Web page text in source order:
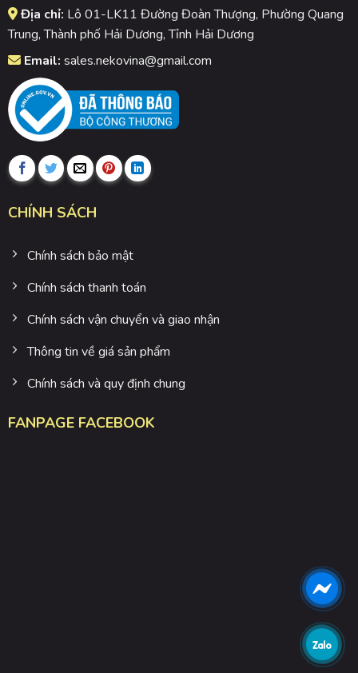
Địa chỉ: Lô 01-LK11 Đường Đoàn Thượng, Phường Quang
Trung, Thành phố Hải Dương, Tỉnh Hải Dương
Email: sales.nekovina@gmail.com
CHÍNH SÁCH
Chính sách bảo mật
Chính sách thanh toán
Chính sách vận chuyển và giao nhận
Thông tin về giá sản phẩm
Chính sách và quy định chung
FANPAGE FACEBOOK